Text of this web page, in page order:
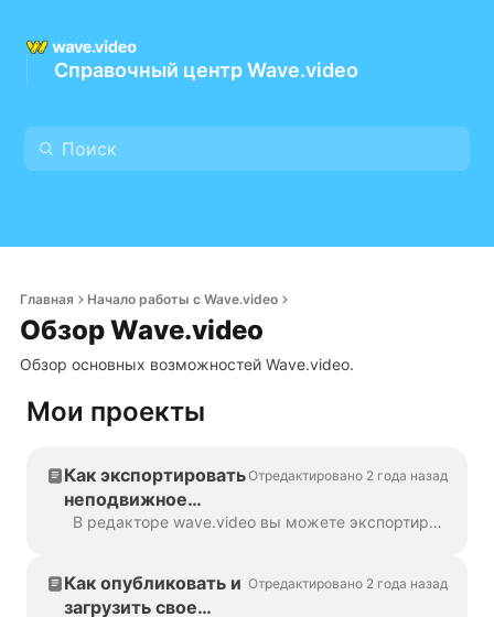
Справочный центр Wave.video
Главная Начало работы с Wave.video
Обзор Wave.video
Обзор основных возможностей Wave.video.
Мои проекты
Как экспортировать
неподвижное
изображение
Отредактировано 2 года назад
В редакторе wave.video вы можете экспортировать любой кадр в формат JPG, PNG или GIF. Только PNG и GIF поддерживают прозрачность. Как начать? Во-первых, найдите кадр ...
Как опубликовать и
загрузить свое
Отредактировано 2 года назад